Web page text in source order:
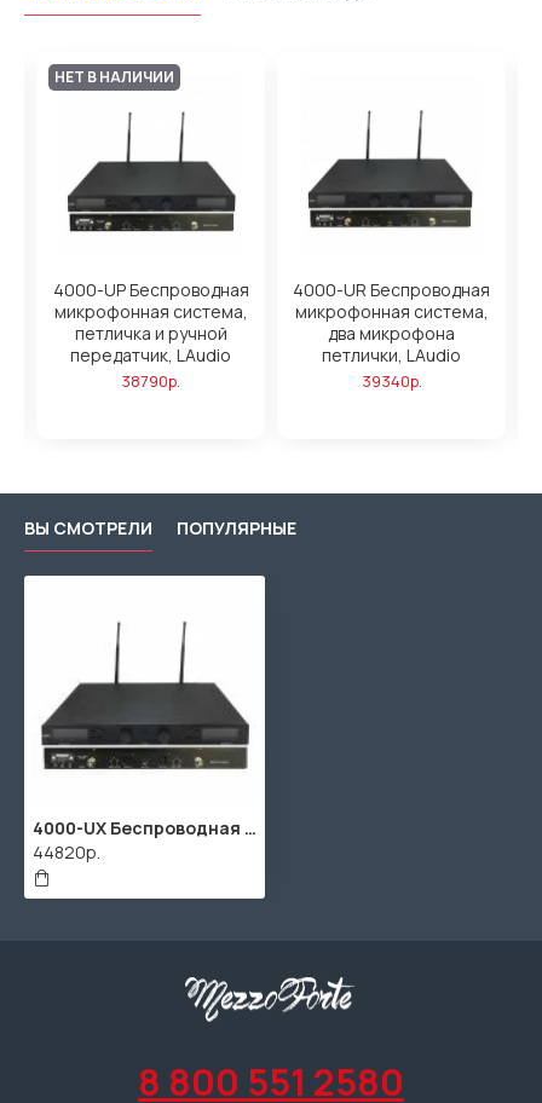
НЕТ В НАЛИЧИИ
4000-UP Беспроводная
микрофонная система,
петличка и ручной
передатчик, LAudio
38790р.
4000-UR Беспроводная
микрофонная система,
два микрофона
петлички, LAudio
39340р.
ВЫ СМОТРЕЛИ ПОПУЛЯРНЫЕ
4000-UX Беспроводная микрофонная система, ручной и головной микрофон, LAudio
44820р.
8 800 551 2580